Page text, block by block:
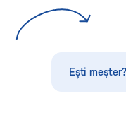
другим
Ești